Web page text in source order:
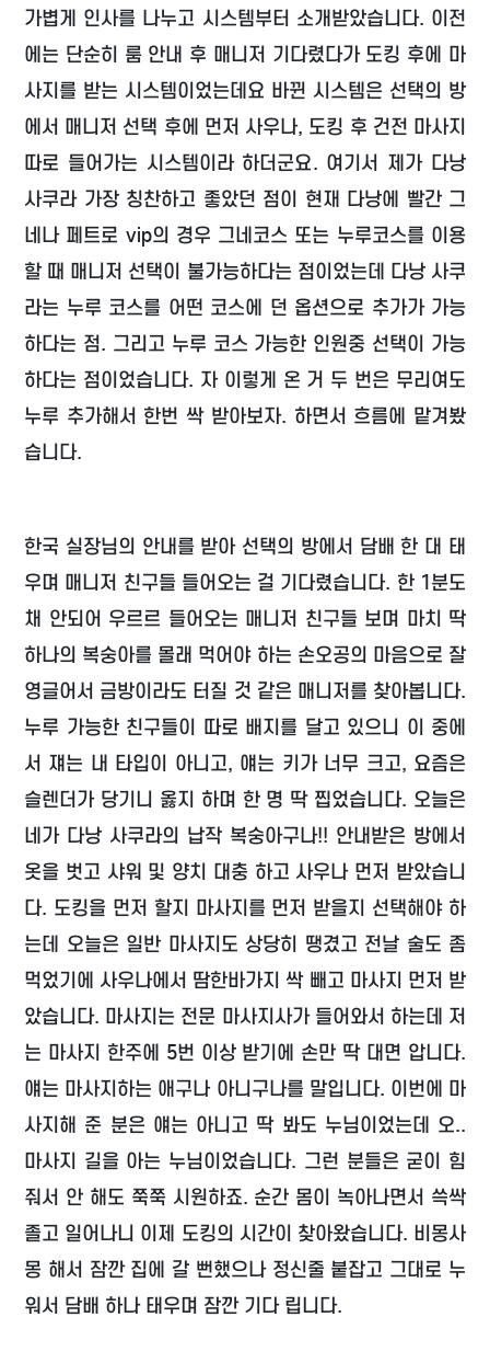
가볍게 인사를 나누고 시스템부터 소개받았습니다. 이전
에는 단순히 룸 안내 후 매니저 기다렸다가 도킹 후에 마
사지를 받는 시스템이었는데요 바뀐 시스템은 선택의 방
에서 매니저 선택 후에 먼저 사우나, 도킹 후 건전 마사지
따로 들어가는 시스템이라 하더군요. 여기서 제가 다낭
사쿠라 가장 칭찬하고 좋았던 점이 현재 다낭에 빨간 그
네나 페트로 vip의 경우 그네코스 또는 누루코스를 이용
할 때 매니저 선택이 불가능하다는 점이었는데 다낭 사쿠
라는 누루 코스를 어떤 코스에 던 옵션으로 추가가 가능
하다는 점. 그리고 누루 코스 가능한 인원중 선택이 가능
하다는 점이었습니다. 자 이렇게 온 거 두 번은 무리여도
누루 추가해서 한번 싹 받아보자. 하면서 흐름에 맡겨봤
습니다.
한국 실장님의 안내를 받아 선택의 방에서 담배 한 대 태
우며 매니저 친구들 들어오는 걸 기다렸습니다. 한 1분도
채 안되어 우르르 들어오는 매니저 친구들 보며 마치 딱
하나의 복숭아를 몰래 먹어야 하는 손오공의 마음으로 잘
영글어서 금방이라도 터질 것 같은 매니저를 찾아봅니다.
누루 가능한 친구들이 따로 배지를 달고 있으니 이 중에
서 쟤는 내 타입이 아니고, 얘는 키가 너무 크고, 요즘은
슬렌더가 당기니 옳지 하며 한 명 딱 찝었습니다. 오늘은
네가 다낭 사쿠라의 납작 복숭아구나!! 안내받은 방에서
옷을 벗고 샤워 및 양치 대충 하고 사우나 먼저 받았습니
다. 도킹을 먼저 할지 마사지를 먼저 받을지 선택해야 하
는데 오늘은 일반 마사지도 상당히 땡겼고 전날 술도 좀
먹었기에 사우나에서 땀한바가지 싹 빼고 마사지 먼저 받
았습니다. 마사지는 전문 마사지사가 들어와서 하는데 저
는 마사지 한주에 5번 이상 받기에 손만 딱 대면 압니다.
얘는 마사지하는 애구나 아니구나를 말입니다. 이번에 마
사지해 준 분은 얘는 아니고 딱 봐도 누님이었는데 오..
마사지 길을 아는 누님이었습니다. 그런 분들은 굳이 힘
줘서 안 해도 쭉쭉 시원하죠. 순간 몸이 녹아나면서 쓱싹
졸고 일어나니 이제 도킹의 시간이 찾아왔습니다. 비몽사
몽 해서 잠깐 집에 갈 뻔했으나 정신줄 붙잡고 그대로 누
워서 담배 하나 태우며 잠깐 기다 립니다.